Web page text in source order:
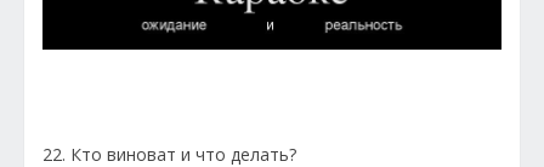
22. Кто виноват и что делать?